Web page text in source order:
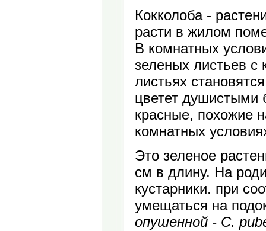
Кокколоба -
расти в жилом
В комнатных
зеленых листьев
листьях
цветет душистыми
красные, похожие
комнатных
Это зеленое
см в длину. На
кустарники. при
умещаться на
опушенной - C.